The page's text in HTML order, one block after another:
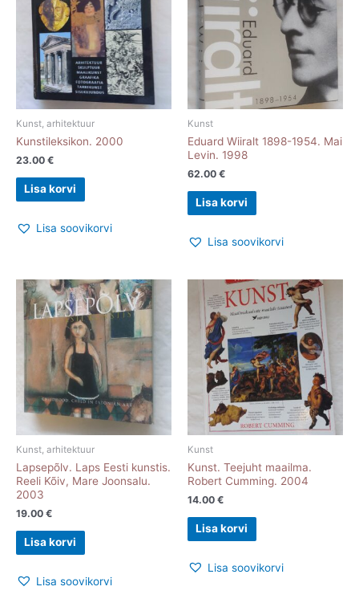
Kunst, arhitektuur
Kunstileksikon. 2000
23.00 €
Lisa korvi
Lisa soovikorvi
Kunst
Eduard Wiiralt 1898-1954. Mai
Levin. 1998
62.00 €
Lisa korvi
Lisa soovikorvi
Kunst, arhitektuur
Lapsepõlv. Laps Eesti kunstis.
Reeli Kõiv, Mare Joonsalu.
2003
19.00 €
Lisa korvi
Lisa soovikorvi
Kunst
Kunst. Teejuht maailma.
Robert Cumming. 2004
14.00 €
Lisa korvi
Lisa soovikorvi